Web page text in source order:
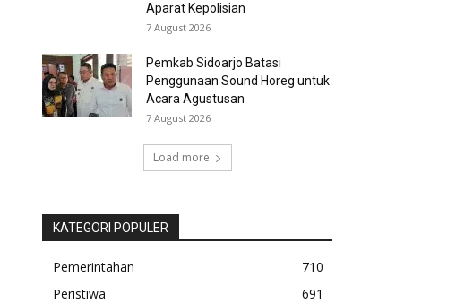
Aparat Kepolisian
7 August 2026
Pemkab Sidoarjo Batasi
Penggunaan Sound Horeg untuk
Acara Agustusan
7 August 2026
Load more
KATEGORI POPULER
Pemerintahan
710
Peristiwa
691